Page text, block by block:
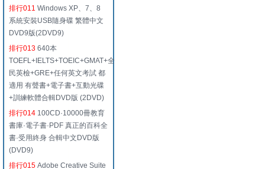
排行011 Windows XP、7、8
系統安裝USB隨身碟 繁體中文
DVD9版(2DVD9)
排行013 640本
TOEFL+IELTS+TOEIC+GMAT+全
民英檢+GRE+任何英文考試 都
適用 有聲書+電子書+互動光碟
+訓練軟體合輯DVD版 (2DVD)
排行014 100CD·10000冊教育
書庫·電子書·PDF 真正的百科全
書·受用終身 合輯中文DVD版
(DVD9)
排行015 Adobe Creative Suite